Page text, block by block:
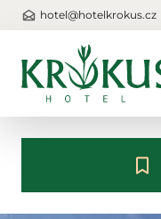
hotel@hotelkrokus.cz